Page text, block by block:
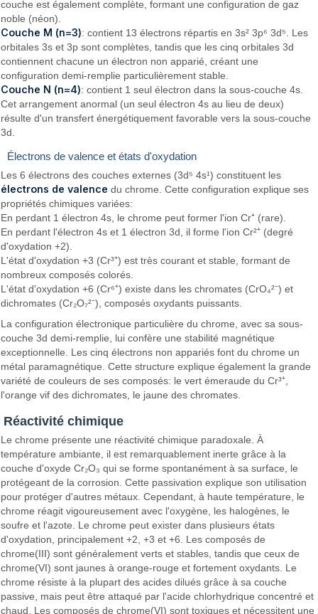
couche est également complète, formant une configuration de gaz
noble (néon).
Couche M (n=3): contient 13 électrons répartis en 3s² 3p⁶ 3d⁵. Les
orbitales 3s et 3p sont complètes, tandis que les cinq orbitales 3d
contiennent chacune un électron non apparié, créant une
configuration demi-remplie particulièrement stable.
Couche N (n=4): contient 1 seul électron dans la sous-couche 4s.
Cet arrangement anormal (un seul électron 4s au lieu de deux)
résulte d'un transfert énergétiquement favorable vers la sous-couche
3d.
Électrons de valence et états d'oxydation
Les 6 électrons des couches externes (3d⁵ 4s¹) constituent les
électrons de valence du chrome. Cette configuration explique ses
propriétés chimiques variées:
En perdant 1 électron 4s, le chrome peut former l'ion Cr⁺ (rare).
En perdant l'électron 4s et 1 électron 3d, il forme l'ion Cr²⁺ (degré
d'oxydation +2).
L'état d'oxydation +3 (Cr³⁺) est très courant et stable, formant de
nombreux composés colorés.
L'état d'oxydation +6 (Cr⁶⁺) existe dans les chromates (CrO₄²⁻) et
dichromates (Cr₂O₇²⁻), composés oxydants puissants.
La configuration électronique particulière du chrome, avec sa sous-
couche 3d demi-remplie, lui confère une stabilité magnétique
exceptionnelle. Les cinq électrons non appariés font du chrome un
métal paramagnétique. Cette structure explique également la grande
variété de couleurs de ses composés: le vert émeraude du Cr³⁺,
l'orange vif des dichromates, le jaune des chromates.
Réactivité chimique
Le chrome présente une réactivité chimique paradoxale. À
température ambiante, il est remarquablement inerte grâce à la
couche d'oxyde Cr₂O₃ qui se forme spontanément à sa surface, le
protégeant de la corrosion. Cette passivation explique son utilisation
pour protéger d'autres métaux. Cependant, à haute température, le
chrome réagit vigoureusement avec l'oxygène, les halogènes, le
soufre et l'azote. Le chrome peut exister dans plusieurs états
d'oxydation, principalement +2, +3 et +6. Les composés de
chrome(III) sont généralement verts et stables, tandis que ceux de
chrome(VI) sont jaunes à orange-rouge et fortement oxydants. Le
chrome résiste à la plupart des acides dilués grâce à sa couche
passive, mais peut être attaqué par l'acide chlorhydrique concentré et
chaud. Les composés de chrome(VI) sont toxiques et nécessitent une